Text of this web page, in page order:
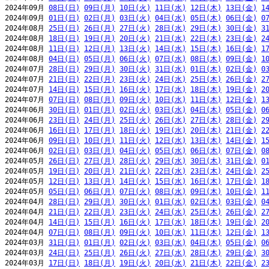
2024年09月 08日(日) 09日(月) 10日(火) 11日(水) 12日(木) 13日(金)
2024年09月 01日(日) 02日(月) 03日(火) 04日(水) 05日(木) 06日(金)
2024年08月 25日(日) 26日(月) 27日(火) 28日(水) 29日(木) 30日(金)
2024年08月 18日(日) 19日(月) 20日(火) 21日(水) 22日(木) 23日(金)
2024年08月 11日(日) 12日(月) 13日(火) 14日(水) 15日(木) 16日(金)
2024年08月 04日(日) 05日(月) 06日(火) 07日(水) 08日(木) 09日(金)
2024年07月 28日(日) 29日(月) 30日(火) 31日(水) 01日(木) 02日(金)
2024年07月 21日(日) 22日(月) 23日(火) 24日(水) 25日(木) 26日(金)
2024年07月 14日(日) 15日(月) 16日(火) 17日(水) 18日(木) 19日(金)
2024年07月 07日(日) 08日(月) 09日(火) 10日(水) 11日(木) 12日(金)
2024年06月 30日(日) 01日(月) 02日(火) 03日(水) 04日(木) 05日(金)
2024年06月 23日(日) 24日(月) 25日(火) 26日(水) 27日(木) 28日(金)
2024年06月 16日(日) 17日(月) 18日(火) 19日(水) 20日(木) 21日(金)
2024年06月 09日(日) 10日(月) 11日(火) 12日(水) 13日(木) 14日(金)
2024年06月 02日(日) 03日(月) 04日(火) 05日(水) 06日(木) 07日(金)
2024年05月 26日(日) 27日(月) 28日(火) 29日(水) 30日(木) 31日(金)
2024年05月 19日(日) 20日(月) 21日(火) 22日(水) 23日(木) 24日(金)
2024年05月 12日(日) 13日(月) 14日(火) 15日(水) 16日(木) 17日(金)
2024年05月 05日(日) 06日(月) 07日(火) 08日(水) 09日(木) 10日(金)
2024年04月 28日(日) 29日(月) 30日(火) 01日(水) 02日(木) 03日(金)
2024年04月 21日(日) 22日(月) 23日(火) 24日(水) 25日(木) 26日(金)
2024年04月 14日(日) 15日(月) 16日(火) 17日(水) 18日(木) 19日(金)
2024年04月 07日(日) 08日(月) 09日(火) 10日(水) 11日(木) 12日(金)
2024年03月 31日(日) 01日(月) 02日(火) 03日(水) 04日(木) 05日(金)
2024年03月 24日(日) 25日(月) 26日(火) 27日(水) 28日(木) 29日(金)
2024年03月 17日(日) 18日(月) 19日(火) 20日(水) 21日(木) 22日(金)